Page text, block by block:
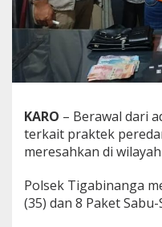
b
i
n
a
a
,
B
w
a
8
KARO – Berawal dari
terkait praktek
meresahkan di
Polsek Tigabinanga
(35) dan 8 Paket Sabu-